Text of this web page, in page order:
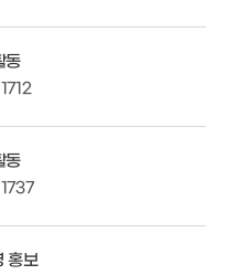
동
1712
동
1737
홍보